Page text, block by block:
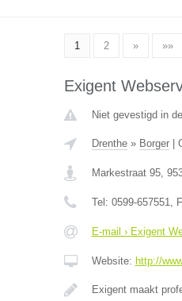
1 2 » »»
Exigent
Niet gevestigd in
Drenthe» Borger|
Markestraat 95,
Tel: 0599-657551,
E-mail › Exigent
Website: http://
Exigent maakt